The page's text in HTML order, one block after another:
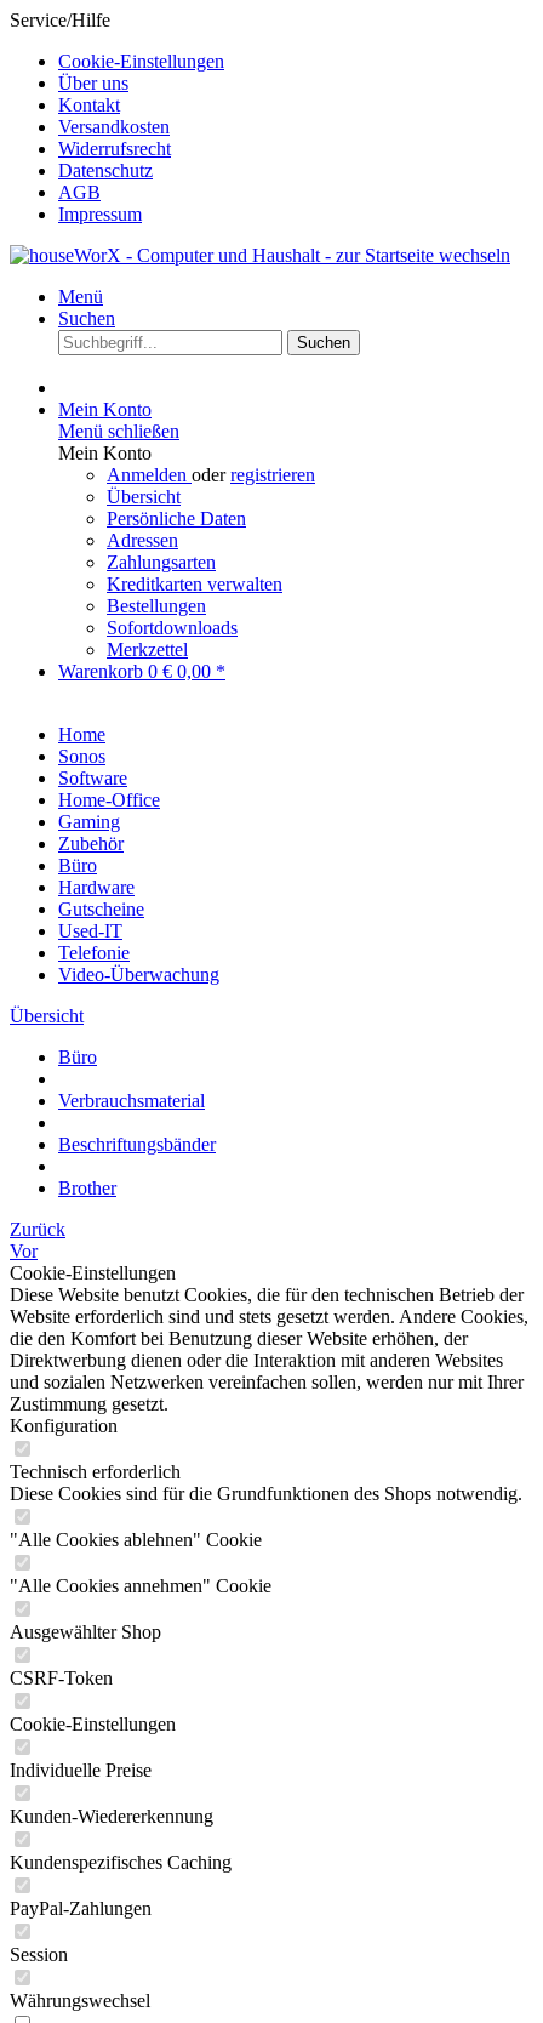
Service/Hilfe
Cookie-Einstellungen
Über uns
Kontakt
Versandkosten
Widerrufsrecht
Datenschutz
AGB
Impressum
Menü
Suchen
Suchen
Mein Konto
Menü schließen
Mein Konto
Anmelden oderregistrieren
Übersicht
Persönliche Daten
Adressen
Zahlungsarten
Kreditkarten verwalten
Bestellungen
Sofortdownloads
Merkzettel
Warenkorb 0 € 0,00 *
Home
Sonos
Software
Home-Office
Gaming
Zubehör
Büro
Hardware
Gutscheine
Used-IT
Telefonie
Video-Überwachung
Übersicht
Büro
Verbrauchsmaterial
Beschriftungsbänder
Brother
Zurück
Vor
Cookie-Einstellungen
Diese Website benutzt Cookies, die für den technischen Betrieb der
Website erforderlich sind und stets gesetzt werden. Andere Cookies,
die den Komfort bei Benutzung dieser Website erhöhen, der
Direktwerbung dienen oder die Interaktion mit anderen Websites
und sozialen Netzwerken vereinfachen sollen, werden nur mit Ihrer
Zustimmung gesetzt.
Konfiguration
Technisch erforderlich
Diese Cookies sind für die Grundfunktionen des Shops notwendig.
"Alle Cookies ablehnen" Cookie
"Alle Cookies annehmen" Cookie
Ausgewählter Shop
CSRF-Token
Cookie-Einstellungen
Individuelle Preise
Kunden-Wiedererkennung
Kundenspezifisches Caching
PayPal-Zahlungen
Session
Währungswechsel